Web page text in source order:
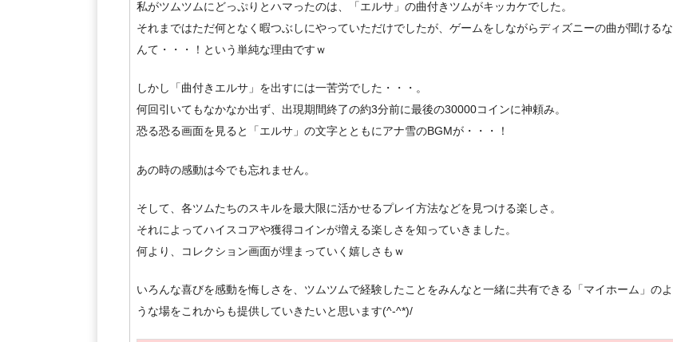
私がツムツムにどっぷりとハマったのは、「エルサ」の曲付きツムがキッカケでした。
それまではただ何となく暇つぶしにやっていただけでしたが、ゲームをしながらディズニーの曲が聞けるな
んて・・・！という単純な理由ですｗ
しかし「曲付きエルサ」を出すには一苦労でした・・・。
何回引いてもなかなか出ず、出現期間終了の約3分前に最後の30000コインに神頼み。
恐る恐る画面を見ると「エルサ」の文字とともにアナ雪のBGMが・・・！
あの時の感動は今でも忘れません。
そして、各ツムたちのスキルを最大限に活かせるプレイ方法などを見つける楽しさ。
それによってハイスコアや獲得コインが増える楽しさを知っていきました。
何より、コレクション画面が埋まっていく嬉しさもｗ
いろんな喜びを感動を悔しさを、ツムツムで経験したことをみんなと一緒に共有できる「マイホーム」のよ
うな場をこれからも提供していきたいと思います(^-^*)/